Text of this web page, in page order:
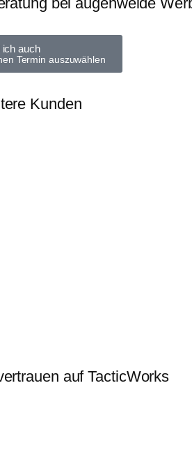
ich auch
Termin auszuwählen
Kunden
auf TacticWorks